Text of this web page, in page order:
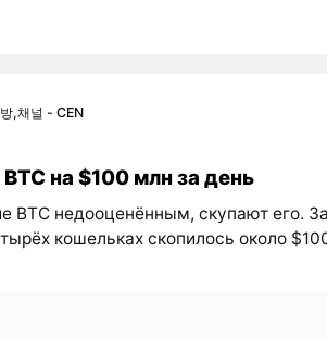
,채널 - CEN
на $100 млн за день
BTC недооценённым, скупают его.
кошельках скопилось около